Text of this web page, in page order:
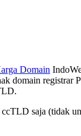
Domain
domain
ccTLD saja (tidak